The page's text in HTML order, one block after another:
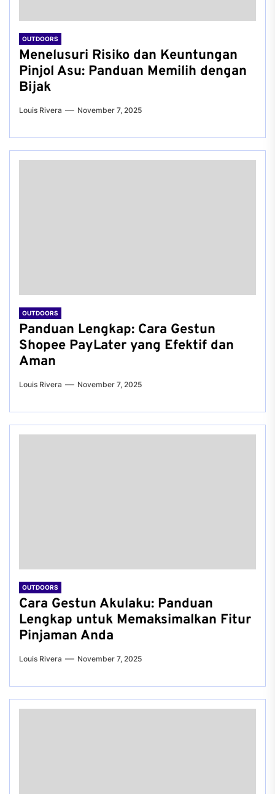
OUTDOORS
Menelusuri Risiko dan Keuntungan
Pinjol Asu: Panduan Memilih dengan
Bijak
Louis Rivera November 7, 2025
OUTDOORS
Panduan Lengkap: Cara Gestun
Shopee PayLater yang Efektif dan
Aman
Louis Rivera November 7, 2025
OUTDOORS
Cara Gestun Akulaku: Panduan
Lengkap untuk Memaksimalkan Fitur
Pinjaman Anda
Louis Rivera November 7, 2025